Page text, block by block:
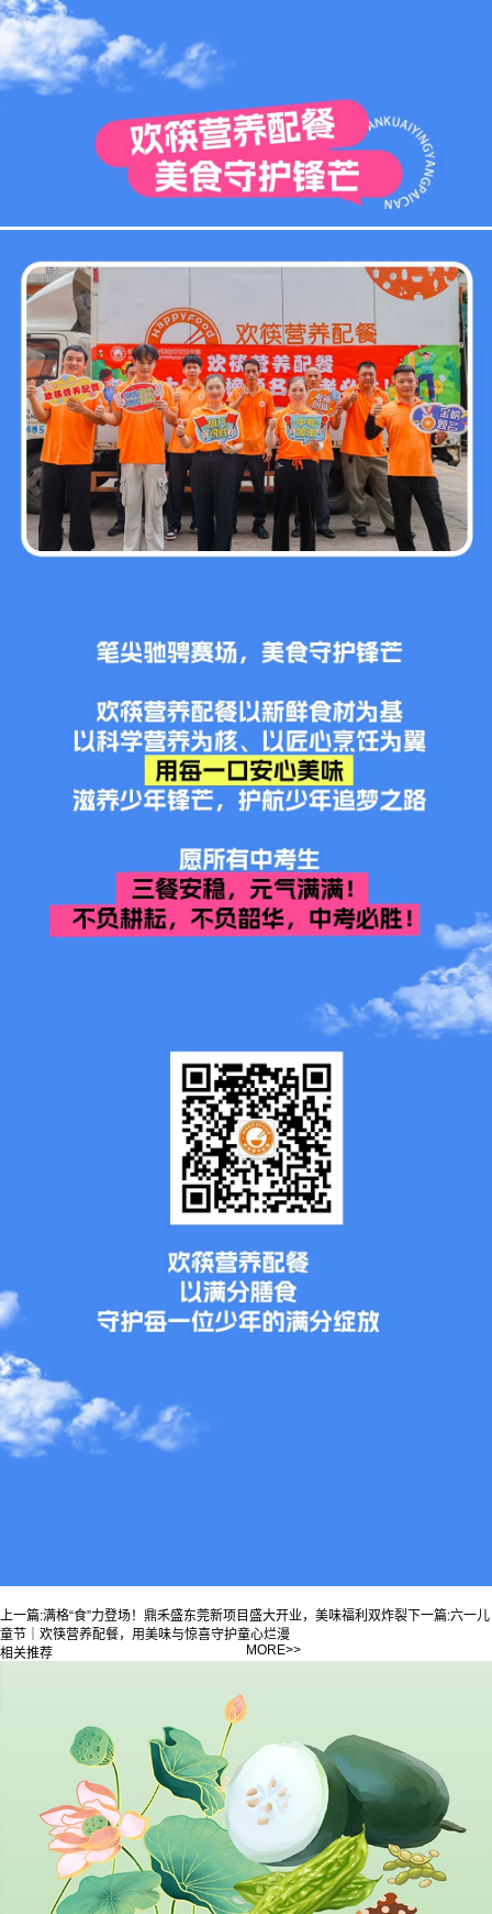
上一篇:满格“食”力登场！鼎禾盛东莞新项目盛大开业，美味福利双炸裂 下一篇:六一儿
童节｜欢筷营养配餐，用美味与惊喜守护童心烂漫
相关推荐
MORE>>